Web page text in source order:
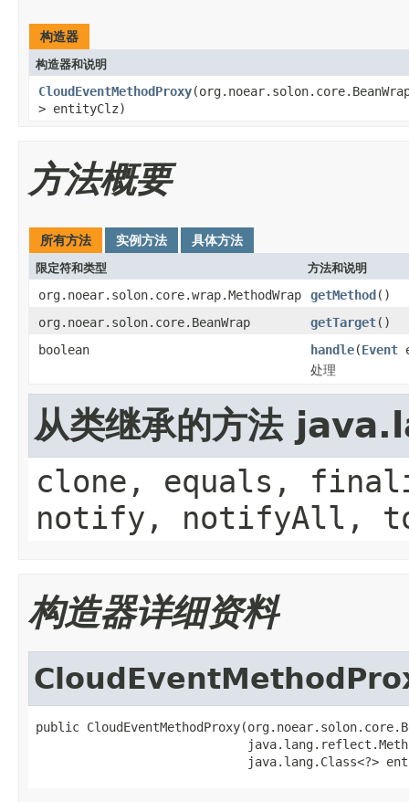
构造器
构造器和说明
CloudEventMethodProxy
> entityClz)
方法概要
所有方法 实例方法 具体方法
限定符和类型 方法和说明
org.noear.solon.core.wrap.MethodWrap getMethod()
org.noear.solon.core.BeanWrap
getTarget()
boolean
handle(Event
处理
从类继承的方法
clone, equals,
notify, notifyAll,
构造器详细资料
public
java.lang.Class<?>